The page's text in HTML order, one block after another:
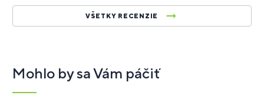
VŠETKY RECENZIE
Mohlo by sa Vám páčiť